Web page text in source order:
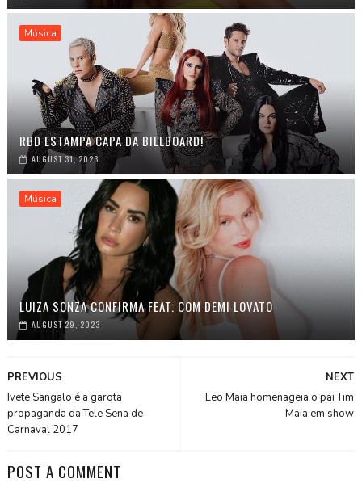
Música
RBD ESTAMPA CAPA DA BILLBOARD!
AUGUST 31, 2023
Música
LUIZA SONZA CONFIRMA FEAT. COM DEMI LOVATO
AUGUST 29, 2023
NEXT
Leo Maia homenageia o pai Tim
Maia em show
PREVIOUS
Ivete Sangalo é a garota
propaganda da Tele Sena de
Carnaval 2017
POST A COMMENT